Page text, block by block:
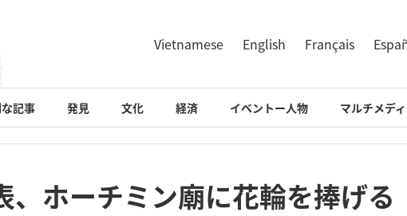
Vietnamese English Français
記事 発見 文化 経済 イベントー人物 マルチメデ
、ホーチミン廟に花輪を捧げる